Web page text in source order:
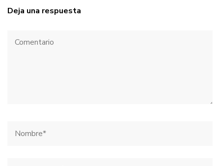
Deja una respuesta